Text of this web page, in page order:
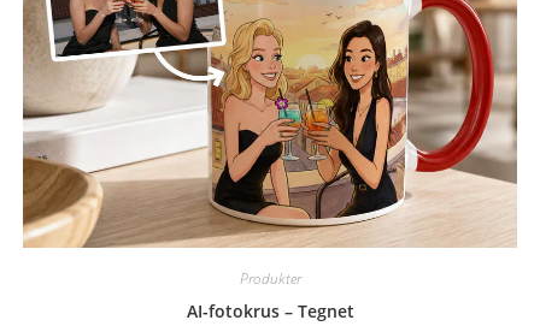
Produkter
AI-fotokrus – Tegnet